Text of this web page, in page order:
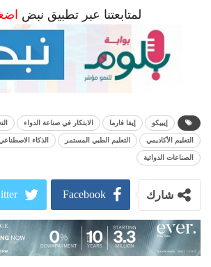
لمتابعتنا عبر تطبيق نبض
إيبيكو إيفا فارما الابتكار في صناعة الدواء
التعليم الأكاديمي التعليم الطبي المستمر الذكاء
الصناعات الدوائية
شارك Facebook